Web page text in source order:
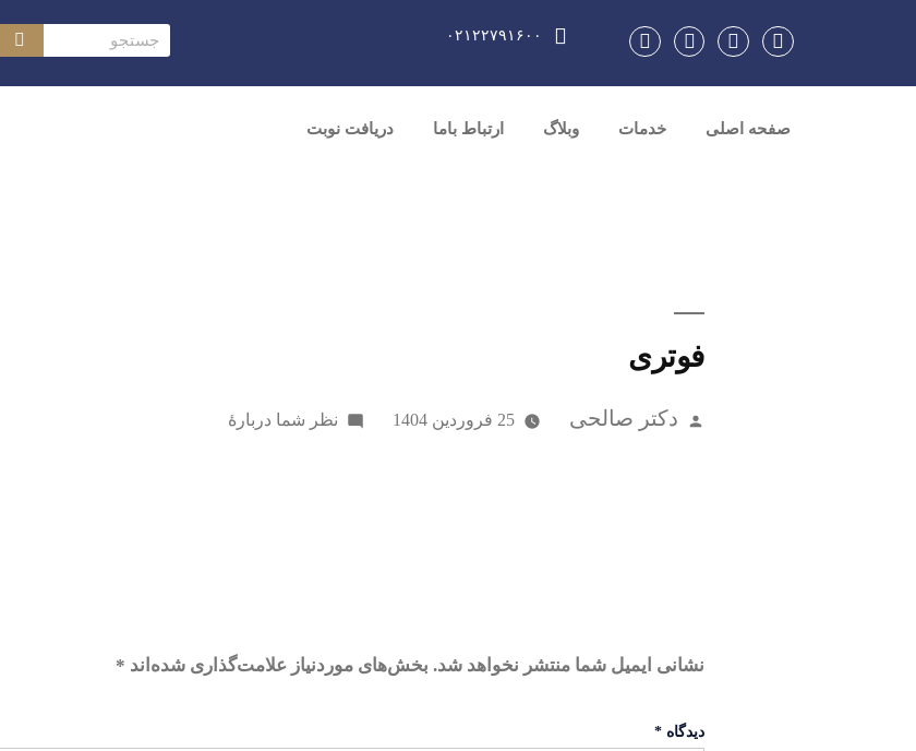
۰۲۱۲۲۷۹۱۶۰۰
صفحه اصلی خدمات وبلاگ ارتباط باما دریافت نوبت
فوتری
دکتر صالحی 25 فروردین 1404 نظر شما دربارهٔ
نشانی ایمیل شما منتشر نخواهد شد. بخش‌های موردنیاز علامت‌گذاری شده‌اند *
دیدگاه*